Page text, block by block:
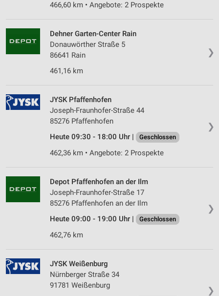
466,60 km • Angebote: 2 Prospekte
❯
Dehner Garten-Center Rain
Donauwörther Straße 5
86641 Rain
461,16 km
❯
JYSK Pfaffenhofen
Joseph-Fraunhofer-Straße 44
85276 Pfaffenhofen
Heute 09:30 - 18:00 Uhr |
Geschlossen
462,36 km • Angebote: 2 Prospekte
❯
Depot Pfaffenhofen an der Ilm
Joseph-Fraunhofer-Straße 17
85276 Pfaffenhofen an der Ilm
Heute 09:00 - 19:00 Uhr |
Geschlossen
462,76 km
❯
JYSK Weißenburg
Nürnberger Straße 34
91781 Weißenburg